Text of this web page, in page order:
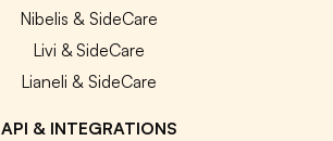
Nibelis & SideCare
Livi & SideCare
Lianeli & SideCare
API & INTEGRATIONS